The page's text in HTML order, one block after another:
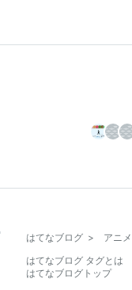
はてなブログ > アニメ
はてなブログ タグとは
はてなブログトップ